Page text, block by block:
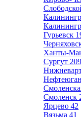
Гурьевск
Ханты-
Сургут 209
Смоленск
Ярцево 42
Вязьма 41